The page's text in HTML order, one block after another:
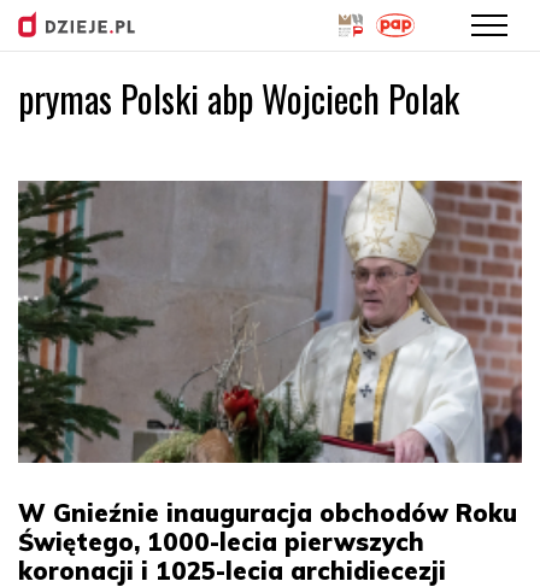
Przejdź
do
prymas Polski abp Wojciech Polak
W Gnieźnie inauguracja obchodów Roku
Świętego, 1000-lecia pierwszych
koronacji i 1025-lecia archidiecezji